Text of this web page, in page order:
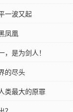
一波又起
凤凰
是为剑人！
的尽头
类最大的原罪